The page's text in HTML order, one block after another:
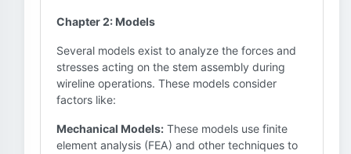
Chapter 2: Models
Several models exist to analyze the forces and
stresses acting on the stem assembly during
wireline operations. These models consider
factors like:
Mechanical Models: These models use finite
element analysis (FEA) and other techniques to